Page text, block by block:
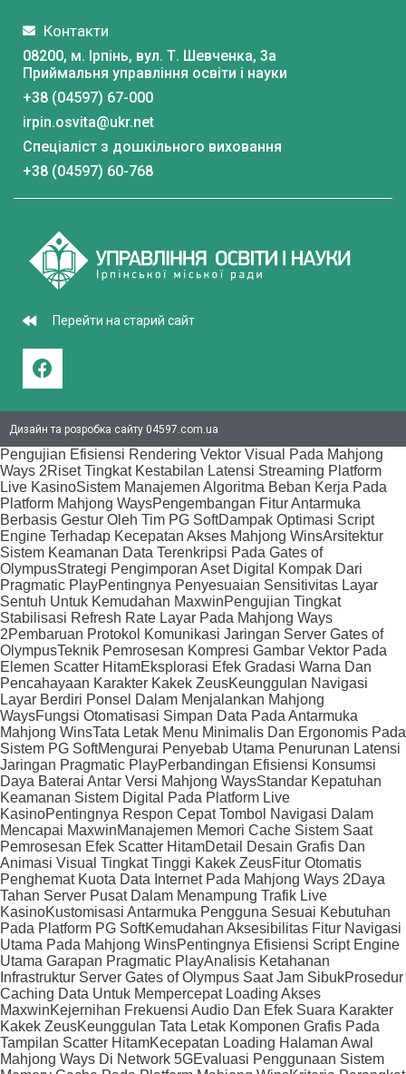
Контакти
08200, м. Ірпінь, вул. Т. Шевченка, 3a
Приймальня управління освіти і науки
+38 (04597) 67-000
irpin.osvita@ukr.net
Спеціаліст з дошкільного виховання
+38 (04597) 60-768
Перейти на старий сайт
Дизайн та розробка сайту 04597.com.ua
Pengujian Efisiensi Rendering Vektor Visual Pada Mahjong
Ways 2Riset Tingkat Kestabilan Latensi Streaming Platform
Live KasinoSistem Manajemen Algoritma Beban Kerja Pada
Platform Mahjong WaysPengembangan Fitur Antarmuka
Berbasis Gestur Oleh Tim PG SoftDampak Optimasi Script
Engine Terhadap Kecepatan Akses Mahjong WinsArsitektur
Sistem Keamanan Data Terenkripsi Pada Gates of
OlympusStrategi Pengimporan Aset Digital Kompak Dari
Pragmatic PlayPentingnya Penyesuaian Sensitivitas Layar
Sentuh Untuk Kemudahan MaxwinPengujian Tingkat
Stabilisasi Refresh Rate Layar Pada Mahjong Ways
2Pembaruan Protokol Komunikasi Jaringan Server Gates of
OlympusTeknik Pemrosesan Kompresi Gambar Vektor Pada
Elemen Scatter HitamEksplorasi Efek Gradasi Warna Dan
Pencahayaan Karakter Kakek ZeusKeunggulan Navigasi
Layar Berdiri Ponsel Dalam Menjalankan Mahjong
WaysFungsi Otomatisasi Simpan Data Pada Antarmuka
Mahjong WinsTata Letak Menu Minimalis Dan Ergonomis Pada
Sistem PG SoftMengurai Penyebab Utama Penurunan Latensi
Jaringan Pragmatic PlayPerbandingan Efisiensi Konsumsi
Daya Baterai Antar Versi Mahjong WaysStandar Kepatuhan
Keamanan Sistem Digital Pada Platform Live
KasinoPentingnya Respon Cepat Tombol Navigasi Dalam
Mencapai MaxwinManajemen Memori Cache Sistem Saat
Pemrosesan Efek Scatter HitamDetail Desain Grafis Dan
Animasi Visual Tingkat Tinggi Kakek ZeusFitur Otomatis
Penghemat Kuota Data Internet Pada Mahjong Ways 2Daya
Tahan Server Pusat Dalam Menampung Trafik Live
KasinoKustomisasi Antarmuka Pengguna Sesuai Kebutuhan
Pada Platform PG SoftKemudahan Aksesibilitas Fitur Navigasi
Utama Pada Mahjong WinsPentingnya Efisiensi Script Engine
Utama Garapan Pragmatic PlayAnalisis Ketahanan
Infrastruktur Server Gates of Olympus Saat Jam SibukProsedur
Caching Data Untuk Mempercepat Loading Akses
MaxwinKejernihan Frekuensi Audio Dan Efek Suara Karakter
Kakek ZeusKeunggulan Tata Letak Komponen Grafis Pada
Tampilan Scatter HitamKecepatan Loading Halaman Awal
Mahjong Ways Di Network 5GEvaluasi Penggunaan Sistem